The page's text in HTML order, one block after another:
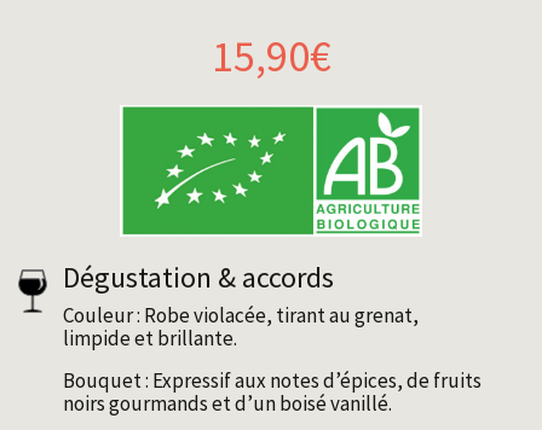
15,90€
Dégustation & accords
Couleur : Robe violacée, tirant au grenat,
limpide et brillante.
Bouquet : Expressif aux notes dʼépices, de fruits
noirs gourmands et dʼun boisé vanillé.